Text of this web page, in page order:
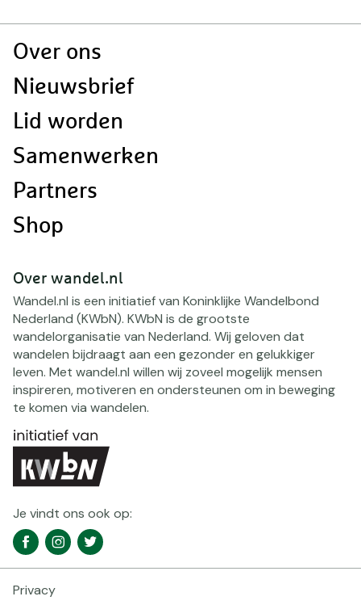
Doormat
Over ons
Nieuwsbrief
Lid worden
Samenwerken
Partners
Shop
Over wandel.nl
Wandel.nl is een initiatief van Koninklijke Wandelbond
Nederland (KWbN). KWbN is de grootste
wandelorganisatie van Nederland. Wij geloven dat
wandelen bijdraagt aan een gezonder en gelukkiger
leven. Met wandel.nl willen wij zoveel mogelijk mensen
inspireren, motiveren en ondersteunen om in beweging
te komen via wandelen.
Je vindt ons ook op:
Social
media
navigatie
FacebookInstagramTwitter
Footer
Privacy